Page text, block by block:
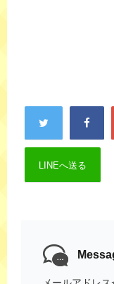
LINEへ送る